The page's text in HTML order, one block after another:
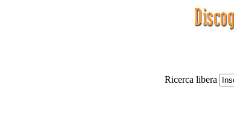
Ricerca libera